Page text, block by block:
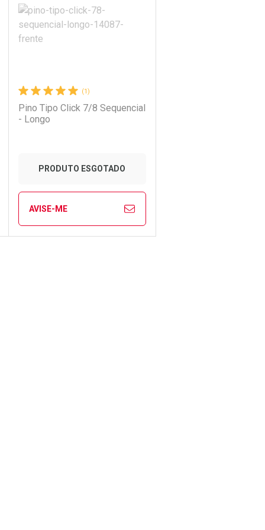
Ativar Desconto
Comprar sem Desconto
Comprar sem Desconto
(1)
Pino Tipo Click 7/8 Sequencial
- Longo
PRODUTO ESGOTADO
AVISE-ME